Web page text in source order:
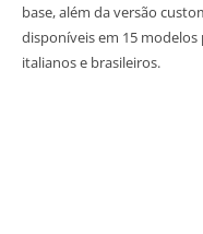
base, além da versão
disponíveis em 15
italianos e brasileiros.